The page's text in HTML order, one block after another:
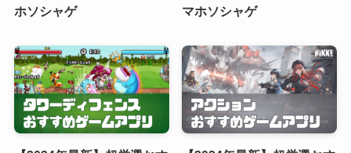
ホソシャゲ
マホソシャゲ